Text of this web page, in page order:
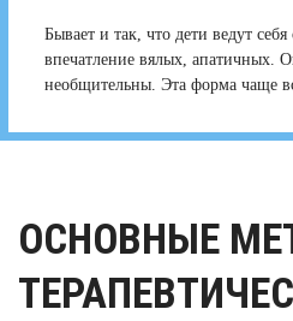
Бывает и так, что дети ведут
впечатление вялых, апатичных.
необщительны. Эта форма чаще
ОСНОВНЫЕ